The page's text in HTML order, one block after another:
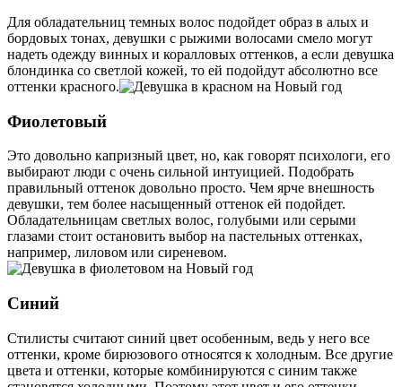
Для обладательниц темных волос подойдет образ в алых и
бордовых тонах, девушки с рыжими волосами смело могут
надеть одежду винных и коралловых оттенков, а если девушка
блондинка со светлой кожей, то ей подойдут абсолютно все
оттенки красного.
Фиолетовый
Это довольно капризный цвет, но, как говорят психологи, его
выбирают люди с очень сильной интуицией. Подобрать
правильный оттенок довольно просто. Чем ярче внешность
девушки, тем более насыщенный оттенок ей подойдет.
Обладательницам светлых волос, голубыми или серыми
глазами стоит остановить выбор на пастельных оттенках,
например, лиловом или сиреневом.
Синий
Стилисты считают синий цвет особенным, ведь у него все
оттенки, кроме бирюзового относятся к холодным. Все другие
цвета и оттенки, которые комбинируются с синим также